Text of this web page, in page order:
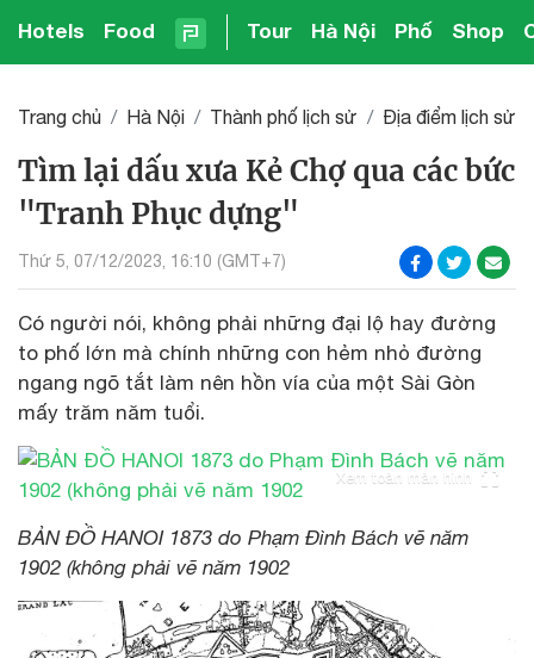
Hotels Food Tour Hà Nội Phố Shop
Trang chủ Hà Nội Thành phố lịch sử Địa điểm lịch sử
Tìm lại dấu xưa Kẻ Chợ qua các bức
"Tranh Phục dựng"
Thứ 5, 07/12/2023, 16:10 (GMT+7)
Có người nói, không phải những đại lộ hay đường
to phố lớn mà chính những con hẻm nhỏ đường
ngang ngõ tắt làm nên hồn vía của một Sài Gòn
mấy trăm năm tuổi.
Xem toàn màn hình
BẢN ĐỒ HANOI 1873 do Phạm Đình Bách vẽ năm
1902 (không phải vẽ năm 1902